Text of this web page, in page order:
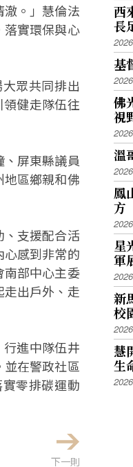
澈。」慧倫法
落實環保與心
眾共同排出
領健走隊伍往
屏東縣議員
區鄉親和佛
、支援配合活
感到非常的
部中心主委
出戶外、走
進中隊伍井
在警政社區
零排碳運動
下一則
西
長
基
佛
視
溫
鳳
方
星
軍
新
校
慧
生